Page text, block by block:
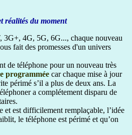
réalités du moment
4G, 5G, 6G..., chaque nouveau
fait des promesses d'un univers
de téléphone pour un nouveau très
programmée car chaque mise à jour
périmé s’il a plus de deux ans. La
a complétement disparu de
et est difficilement remplaçable, l’idée
le téléphone est périmé et qu’on